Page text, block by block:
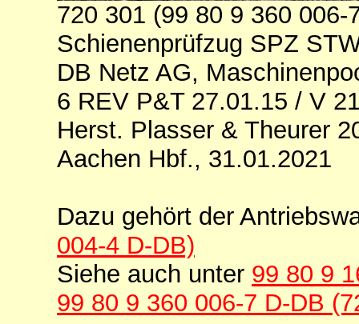
720 301 (99 80 9 360 006-
Schienenprüfzug SPZ
DB Netz AG,
6 REV P&T 27.01.15 / V
Herst. Plasser & Theurer
Aachen Hbf., 31.01.2021
Dazu gehört der
004-4 D-DB)
Siehe auch unter 99 80 9
99 80 9 360 006-7 D-DB